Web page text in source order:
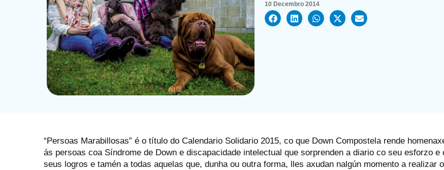
10 Decembro 2014
“Persoas Marabillosas” é o título do Calendario Solidario 2015, co que Down Compostela rende
ás persoas coa Síndrome de Down e discapacidade intelectual que sorprenden a diario co seu esforzo e
seus logros e tamén a todas aquelas que, dunha ou outra forma, lles axudan nalgún momento a realizar o